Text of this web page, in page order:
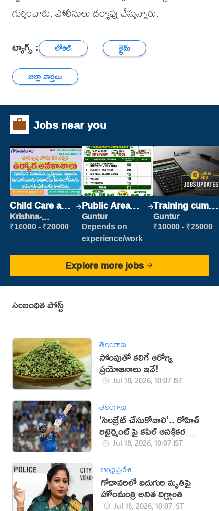
గుర్తించారు. పోలీసులు దర్యాప్తు చేస్తున్నారు.
ట్యాగ్స్ : లోకల్
క్రైమ్
జిల్లా వార్తలు
Jobs near you
Child Care and
Patient care
Krishna-
vijayawada
₹16000 - ₹20000
Public Area
Cleaner
Guntur
Depends on
experience/work
Training cum
Placement
Guntur
₹10000 - ₹25000
Explore more jobs
సంబంధిత పోస్ట్
తెలంగాణ
సోంపుతో కలిగే ఆరోగ్య
ప్రయోజనాలు ఇవే!
Jul 18, 2026, 10:07 IST
తెలంగాణ
'సెలబ్రేట్ చేసుకోవాలి'.. రోహిత్
రిటైర్మెంట్ పై కపిల్ ఆసక్తికర
వ్యాఖ్యలు
Jul 18, 2026, 10:07 IST
ఆంధ్రప్రదేశ్
గోదావరిలో ఐదుగురి మృతిపై
హోంమంత్రి అనిత దిగ్భ్రాంతి
Jul 18, 2026, 10:07 IST